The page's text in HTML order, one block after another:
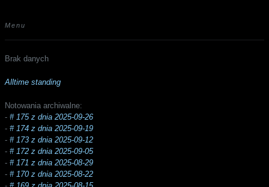
Menu
Brak danych
Alltime standing
Notowania archiwalne:
- # 175 z dnia 2025-09-26
- # 174 z dnia 2025-09-19
- # 173 z dnia 2025-09-12
- # 172 z dnia 2025-09-05
- # 171 z dnia 2025-08-29
- # 170 z dnia 2025-08-22